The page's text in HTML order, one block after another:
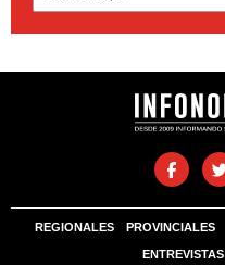
REGIONALES PROVINCIALES
ENTREVISTAS